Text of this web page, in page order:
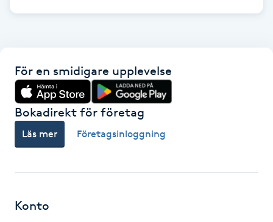
Fotsvamp
Fotvård
Fransborttagning
För en smidigare upplevelse
Bokadirekt för företag
Läs mer Företagsinloggning
Konto